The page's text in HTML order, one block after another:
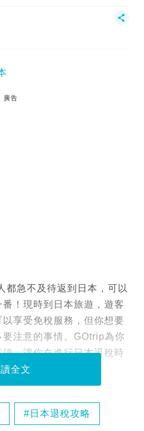
廣告
都急不及待返到日本，可以
！現時到日本旅遊，遊客
享受免稅服務，但你想要
注意的事情。GOtrip為你
，讓你在進行日本退稅時
全文
日本退稅攻略